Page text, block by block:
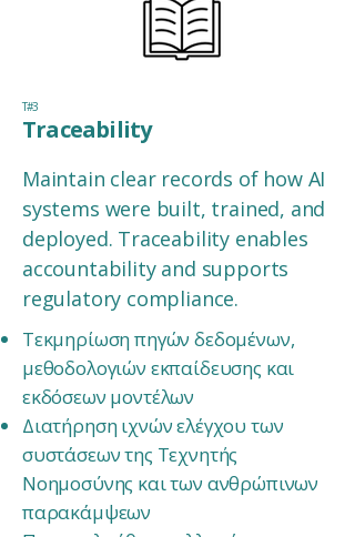
T#3
Traceability
Maintain clear records of how AI
systems were built, trained, and
deployed. Traceability enables
accountability and supports
regulatory compliance.
Τεκμηρίωση πηγών δεδομένων,
μεθοδολογιών εκπαίδευσης και
εκδόσεων μοντέλων
Διατήρηση ιχνών ελέγχου των
συστάσεων της Τεχνητής
Νοημοσύνης και των ανθρώπινων
παρακάμψεων